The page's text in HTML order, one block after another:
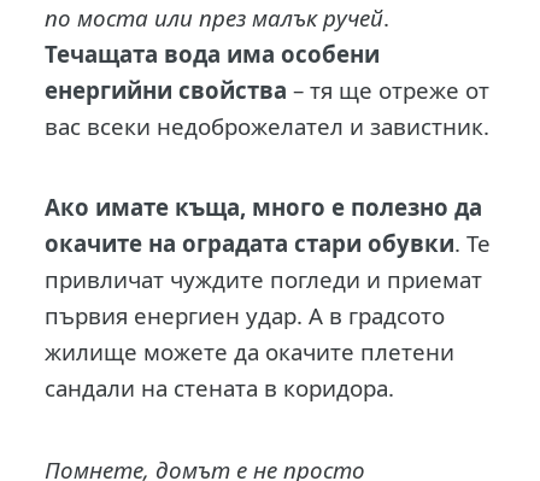
по моста или през малък ручей.
Течащата вода има особени
енергийни свойства – тя ще отреже от
вас всеки недоброжелател и завистник.
Ако имате къща, много е полезно да
окачите на оградата стари обувки. Те
привличат чуждите погледи и приемат
първия енергиен удар. А в градсото
жилище можете да окачите плетени
сандали на стената в коридора.
Помнете, домът е не просто